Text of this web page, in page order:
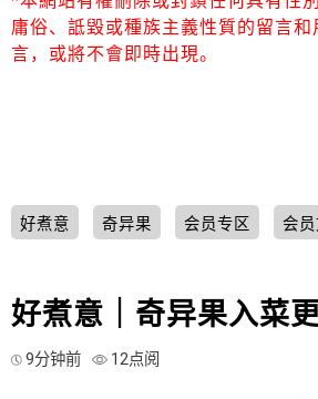
庸俗、詆毀或種族主義性質的留言
言，或將不會即時出現。
好煮意 奇异果 会员专区 会
好煮意｜奇异果入菜
9分钟前 12点阅